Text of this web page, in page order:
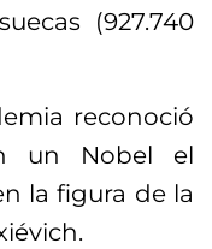
(927.740
reconoció
un Nobel el
la figura de la